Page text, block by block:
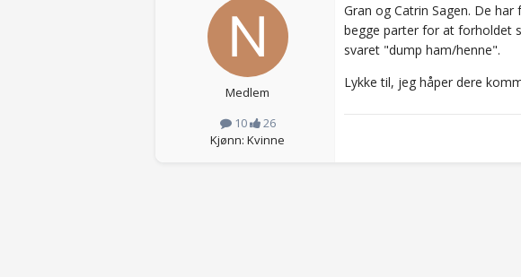
Medlem
10
26
Kjønn: Kvinne
Gran og Catrin Sagen. De
begge parter for at forholdet
svaret "dump ham/henne".
Lykke til, jeg håper dere